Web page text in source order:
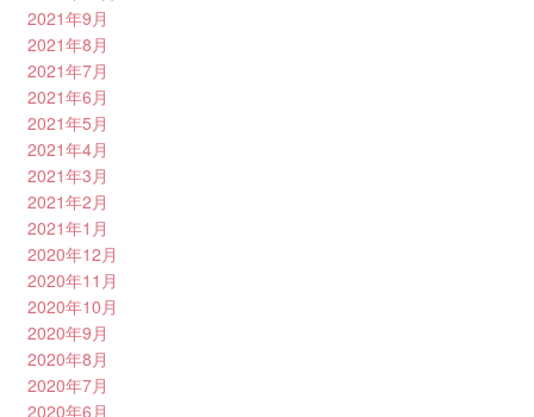
2021年9月
2021年8月
2021年7月
2021年6月
2021年5月
2021年4月
2021年3月
2021年2月
2021年1月
2020年12月
2020年11月
2020年10月
2020年9月
2020年8月
2020年7月
2020年6月